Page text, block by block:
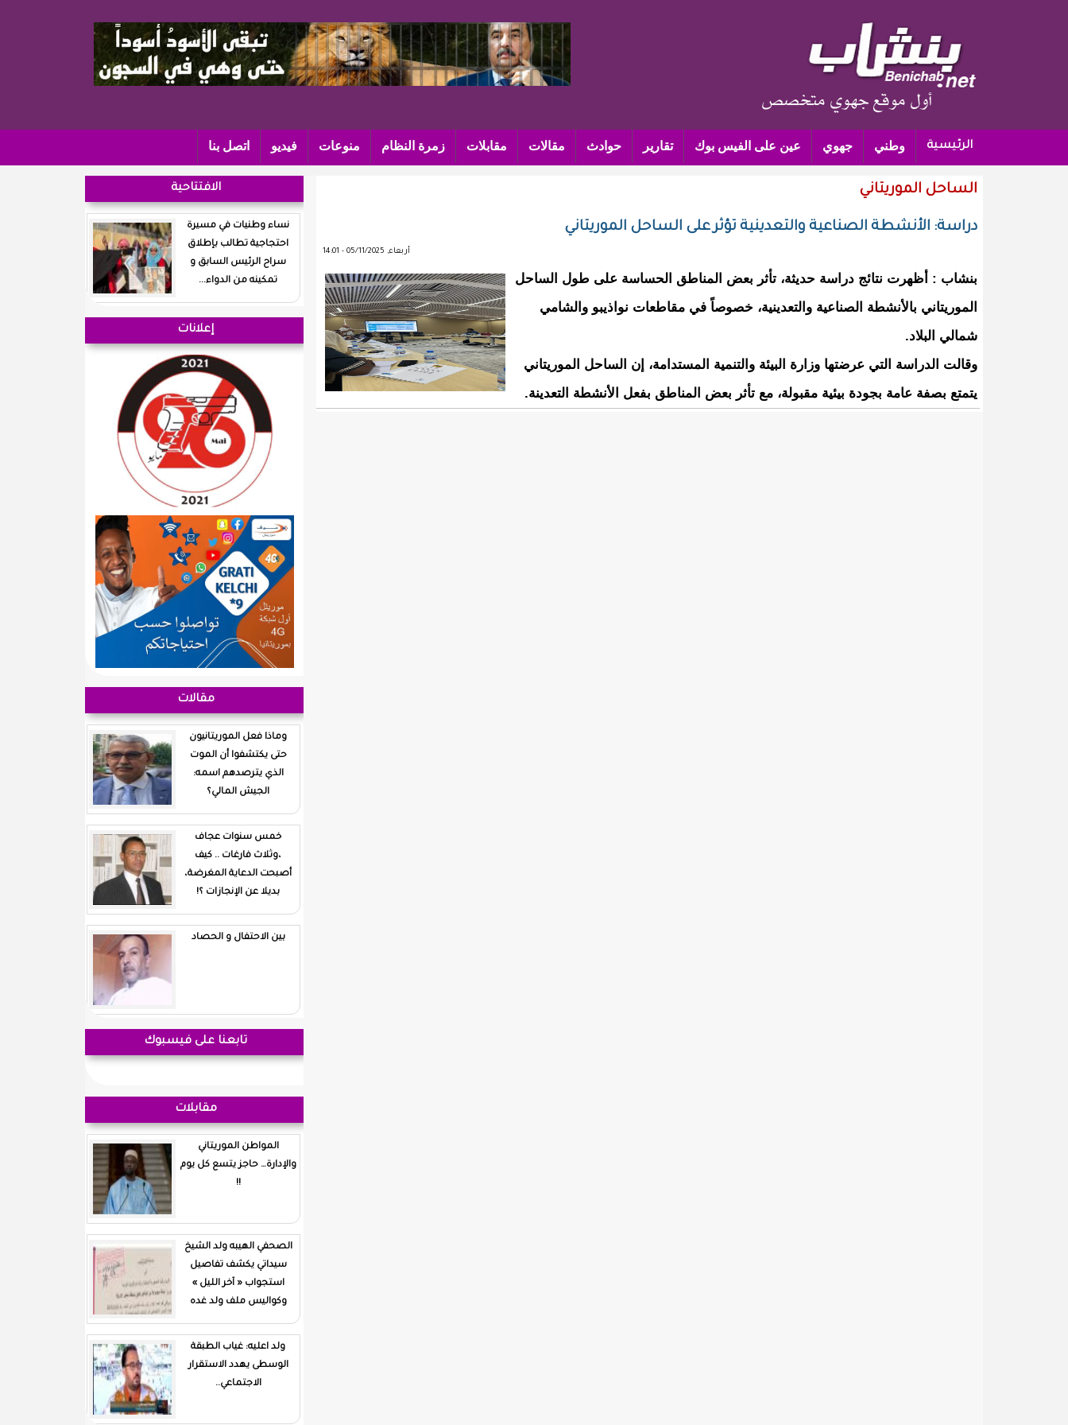
الرئيسية وطني جهوي عين على الفيس بوك تقارير حوادث مقالات مقابلات زمرة النظام منوعات فيديو اتصل بنا
الساحل الموريتاني
دراسة: الأنشطة الصناعية والتعدينية تؤثر على الساحل الموريتاني
أربعاء, 05/11/2025 - 14:01
بنشاب : أظهرت نتائج دراسة حديثة، تأثر بعض المناطق الحساسة على طول الساحل
الموريتاني بالأنشطة الصناعية والتعدينية، خصوصاً في مقاطعات نواذيبو والشامي
شمالي البلاد.
وقالت الدراسة التي عرضتها وزارة البيئة والتنمية المستدامة، إن الساحل الموريتاني
يتمتع بصفة عامة بجودة بيئية مقبولة، مع تأثر بعض المناطق بفعل الأنشطة التعدينة.
الافتتاحية
نساء وطنيات في مسيرة
احتجاجية تطالب بإطلاق
سراح الرئيس السابق و
تمكينه من الدواء...
إعلانات
مقالات
وماذا فعل الموريتانيون
حتى يكتشفوا أن الموت
الذي يترصدهم اسمه:
الجيش المالي؟
خمس سنوات عجاف
،وثلاث فارغات .. كيف
أصبحت الدعاية المغرضة،
بديلا عن الإنجازات ؟!
بين الاحتفال و الحصاد
تابعنا على فيسبوك
مقابلات
المواطن الموريتاني
والإدارة… حاجز يتسع كل يوم
!!
الصحفي الهيبه ولد الشيخ
سيداتي يكشف تفاصيل
استجواب « آخر الليل »
وكواليس ملف ولد غده
ولد اعليه: غياب الطبقة
الوسطى يهدد الاستقرار
الاجتماعي..